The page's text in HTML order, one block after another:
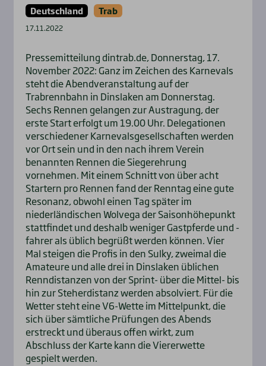
Deutschland Trab
17.11.2022
Pressemitteilung dintrab.de, Donnerstag, 17.
November 2022: Ganz im Zeichen des Karnevals
steht die Abendveranstaltung auf der
Trabrennbahn in Dinslaken am Donnerstag.
Sechs Rennen gelangen zur Austragung, der
erste Start erfolgt um 19.00 Uhr. Delegationen
verschiedener Karnevalsgesellschaften werden
vor Ort sein und in den nach ihrem Verein
benannten Rennen die Siegerehrung
vornehmen. Mit einem Schnitt von über acht
Startern pro Rennen fand der Renntag eine gute
Resonanz, obwohl einen Tag später im
niederländischen Wolvega der Saisonhöhepunkt
stattfindet und deshalb weniger Gastpferde und -
fahrer als üblich begrüßt werden können. Vier
Mal steigen die Profis in den Sulky, zweimal die
Amateure und alle drei in Dinslaken üblichen
Renndistanzen von der Sprint- über die Mittel- bis
hin zur Steherdistanz werden absolviert. Für die
Wetter steht eine V6-Wette im Mittelpunkt, die
sich über sämtliche Prüfungen des Abends
erstreckt und überaus offen wirkt, zum
Abschluss der Karte kann die Viererwette
gespielt werden.